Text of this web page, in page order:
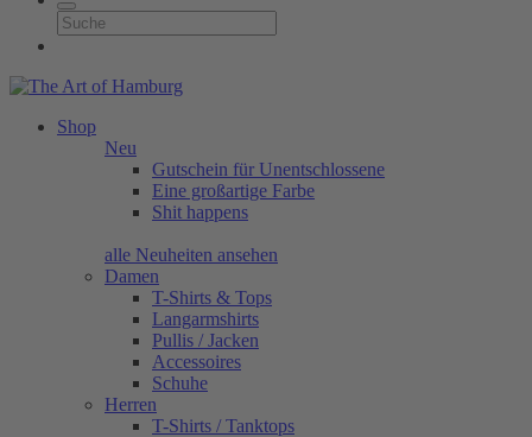
Shop
Neu
Gutschein für Unentschlossene
Eine großartige Farbe
Shit happens
alle Neuheiten ansehen
Damen
T-Shirts & Tops
Langarmshirts
Pullis / Jacken
Accessoires
Schuhe
Herren
T-Shirts / Tanktops